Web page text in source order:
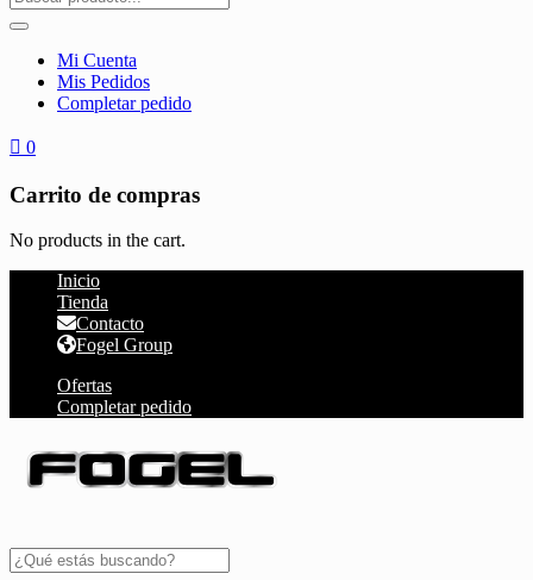
Mi Cuenta
Mis Pedidos
Completar pedido
0
Carrito de compras
No products in the cart.
Inicio
Tienda
Contacto
Fogel Group
Ofertas
Completar pedido